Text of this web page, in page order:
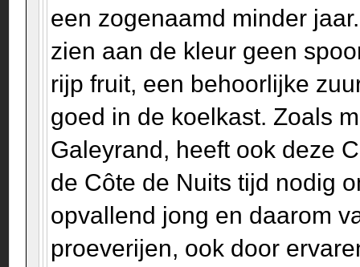
een zogenaamd minder
zien aan de kleur geen
rijp fruit, een behoorlijke
goed in de koelkast. Zoals
Galeyrand, heeft ook deze
de Côte de Nuits tijd nodig
opvallend jong en daarom
proeverijen, ook door